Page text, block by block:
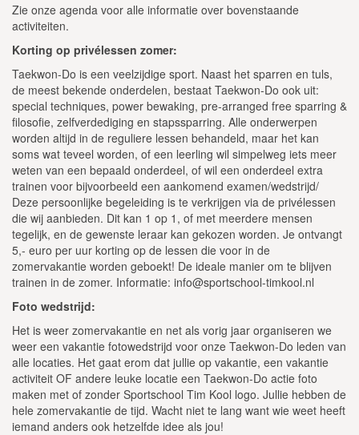
Zie onze agenda voor alle informatie over bovenstaande
activiteiten.
Korting op privélessen zomer:
Taekwon-Do is een veelzijdige sport. Naast het sparren en tuls,
de meest bekende onderdelen, bestaat Taekwon-Do ook uit:
special techniques, power bewaking, pre-arranged free sparring &
filosofie, zelfverdediging en stapssparring. Alle onderwerpen
worden altijd in de reguliere lessen behandeld, maar het kan
soms wat teveel worden, of een leerling wil simpelweg iets meer
weten van een bepaald onderdeel, of wil een onderdeel extra
trainen voor bijvoorbeeld een aankomend examen/wedstrijd/
Deze persoonlijke begeleiding is te verkrijgen via de privélessen
die wij aanbieden. Dit kan 1 op 1, of met meerdere mensen
tegelijk, en de gewenste leraar kan gekozen worden. Je ontvangt
5,- euro per uur korting op de lessen die voor in de
zomervakantie worden geboekt! De ideale manier om te blijven
trainen in de zomer. Informatie: info@sportschool-timkool.nl
Foto wedstrijd:
Het is weer zomervakantie en net als vorig jaar organiseren we
weer een vakantie fotowedstrijd voor onze Taekwon-Do leden van
alle locaties. Het gaat erom dat jullie op vakantie, een vakantie
activiteit OF andere leuke locatie een Taekwon-Do actie foto
maken met of zonder Sportschool Tim Kool logo. Jullie hebben de
hele zomervakantie de tijd. Wacht niet te lang want wie weet heeft
iemand anders ook hetzelfde idee als jou!